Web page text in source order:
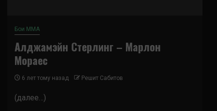
Бои ММА
Алджамэйн Стерлинг – Марлон
Мораес
6 лет тому назад Решит Сабитов
(далее…)